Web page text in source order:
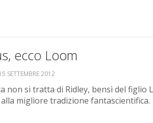
ecco Loom
SETTEMBRE 2012
non si tratta di Ridley, bensì del figlio
migliore tradizione fantascientifica.